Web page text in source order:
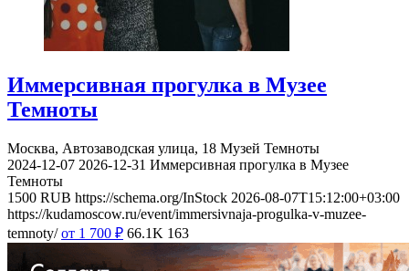
Иммерсивная прогулка в Музее
Темноты
Москва, Автозаводская улица, 18 Музей Темноты
2024-12-07 2026-12-31 Иммерсивная прогулка в Музее
Темноты
1500 RUB https://schema.org/InStock 2026-08-07T15:12:00+03:00
https://kudamoscow.ru/event/immersivnaja-progulka-v-muzee-
temnoty/ от 1 700 ₽ 66.1K 163